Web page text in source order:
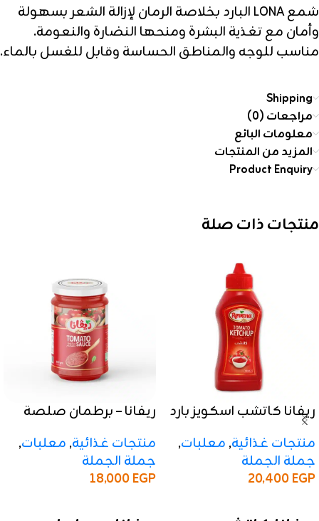
شمع LONA البارد بخلاصة الرمان لإزالة الشعر بسهولة
وأمان مع تغذية البشرة ومنحها النضارة والنعومة.
مناسب للوجه والمناطق الحساسة وقابل للغسل بالماء.
Shipping
مراجعات (0)
معلومات البائع
المزيد من المنتجات
Product Enquiry
منتجات ذات صلة
ريفانا كاتشب اسكويز بارد
– 350 جرام
منتجات غذائية, معلبات,
جملة الجملة
20,400EGP
ريفانا – برطمان صلصة
منتجات غذائية, معلبات,
جملة الجملة
18,000EGP